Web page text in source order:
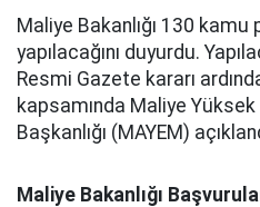
Maliye Bakanlığı 130 kamu
yapılacağını duyurdu.
Resmi Gazete kararı
kapsamında Maliye
Başkanlığı (MAYEM)
Maliye Bakanlığı